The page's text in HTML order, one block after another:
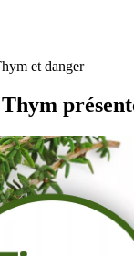
et danger